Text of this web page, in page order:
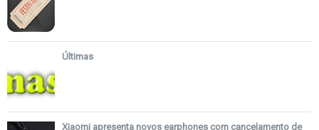
Últimas
Xiaomi apresenta novos earphones com cancelamento de